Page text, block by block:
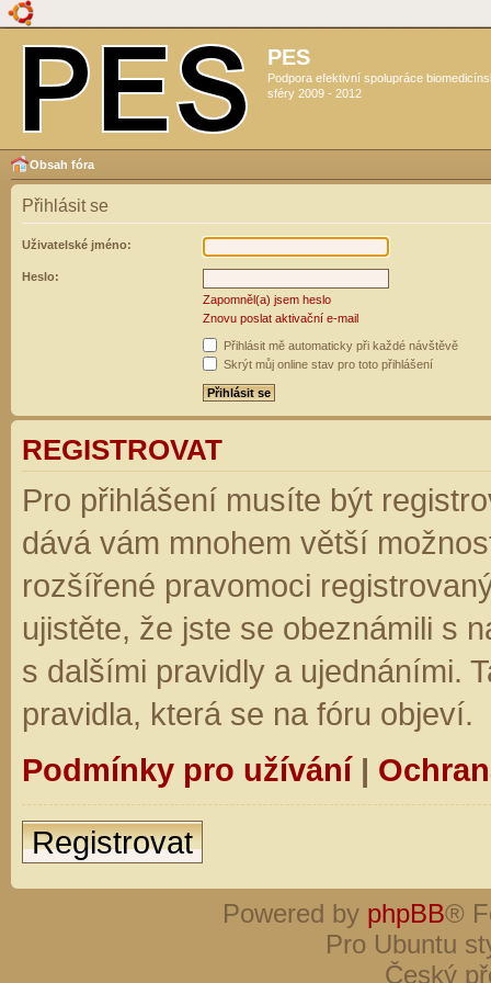
PES
Podpora efektivní spolupráce
sféry 2009 - 2012
Obsah fóra
Přihlásit se
Uživatelské jméno:
Heslo:
Zapomněl(a) jsem heslo
Znovu poslat aktivační e-mail
Přihlásit mě automaticky při každé návštěvě
Skrýt můj online stav pro toto přihlášení
REGISTROVAT
Pro přihlášení musíte být
dává vám mnohem větší
rozšířené pravomoci
ujistěte, že jste se obeznámili s
s dalšími pravidly a ujednáními.
pravidla, která se na fóru objeví.
Podmínky pro užívání|
Registrovat
Powered by phpBB®
Pro Ubuntu
Český